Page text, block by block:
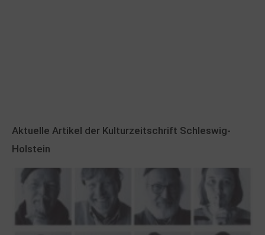
Aktuelle Artikel der Kulturzeitschrift Schleswig-
Holstein